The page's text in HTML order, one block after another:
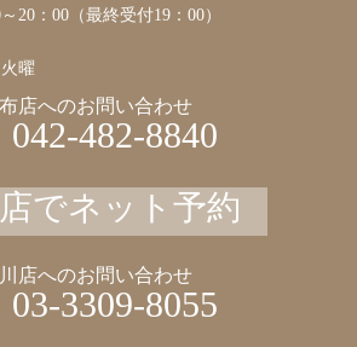
20：00（最終受付19：00）
曜
店へのお問い合わせ
042-482-8840
でネット予約
店へのお問い合わせ
03-3309-8055